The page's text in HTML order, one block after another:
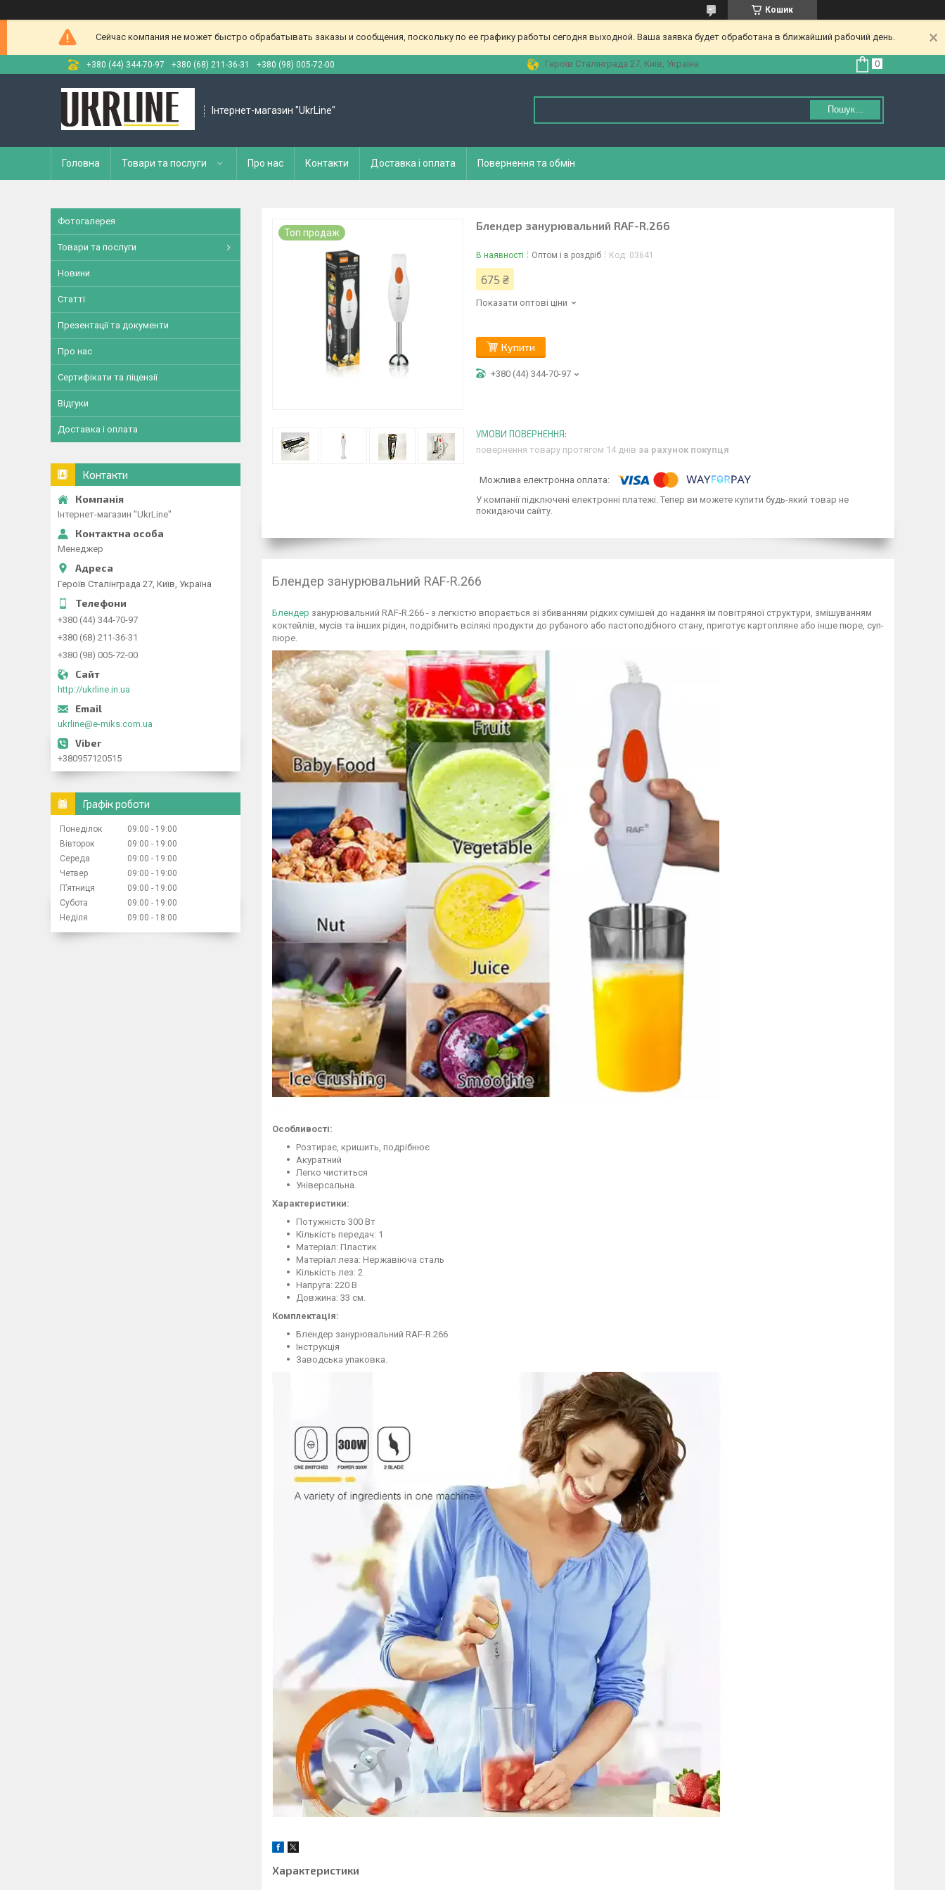
Кошик
Сейчас компания не может быстро обрабатывать заказы и сообщения, поскольку по ее графику работы сегодня выходной. Ваша заявка будет обработана в ближайший рабочий день.
+380 (44) 344-70-97 +380 (68) 211-36-31 +380 (98) 005-72-00 Героїв Сталінграда 27, Київ, Україна
Інтернет-магазин "UkrLine" Пошук...
Головна Товари та послуги Про нас Контакти Доставка і оплата Повернення та обмін
Топ продаж
Блендер занурювальний RAF-R.266
В наявності Оптом і в роздріб Код: 03641
675 ₴
Показати оптові ціни
Купити
+380 (44) 344-70-97
повернення товару протягом 14 днів за рахунок покупця
У компанії підключені електронні платежі. Тепер ви можете купити будь-який товар не
покидаючи сайту.
Блендер занурювальний RAF-R.266
Блендер занурювальний RAF-R.266 - з легкістю впорається зі збиванням рідких сумішей до надання їм повітряної структури, змішуванням
коктейлів, мусів та інших рідин, подрібнить всілякі продукти до рубаного або пастоподібного стану, приготує картопляне або інше пюре, суп-
пюре.
Особливості:
Розтирає, кришить, подрібнює
Акуратний
Легко чиститься
Універсальна.
Характеристики:
Потужність 300 Вт
Кількість передач: 1
Матеріал: Пластик
Матеріал леза: Нержавіюча сталь
Кількість лез: 2
Напруга: 220 В
Довжина: 33 см.
Комплектація:
Блендер занурювальний RAF-R.266
Інструкція
Заводська упаковка.
Характеристики
Фотогалерея
Товари та послуги
Новини
Статті
Презентації та документи
Про нас
Сертифікати та ліцензії
Відгуки
Доставка і оплата
Контакти
Інтернет-магазин "UkrLine"
Менеджер
Героїв Сталінграда 27, Київ, Україна
+380 (44) 344-70-97
+380 (68) 211-36-31
+380 (98) 005-72-00
http://ukrline.in.ua
ukrline@e-miks.com.ua
+380957120515
Графік роботи
Понеділок 09:00
19:00
Вівторок
09:00
19:00
Середа
09:00
19:00
Четвер
09:00
19:00
Пʼятниця
09:00
19:00
Субота
09:00
19:00
Неділя
09:00 18:00